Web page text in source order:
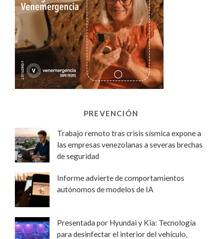
PREVENCIÓN
Trabajo remoto tras crisis sísmica expone a
las empresas venezolanas a severas brechas
de seguridad
Informe advierte de comportamientos
autónomos de modelos de IA
Presentada por Hyundai y Kia: Tecnología
para desinfectar el interior del vehículo,